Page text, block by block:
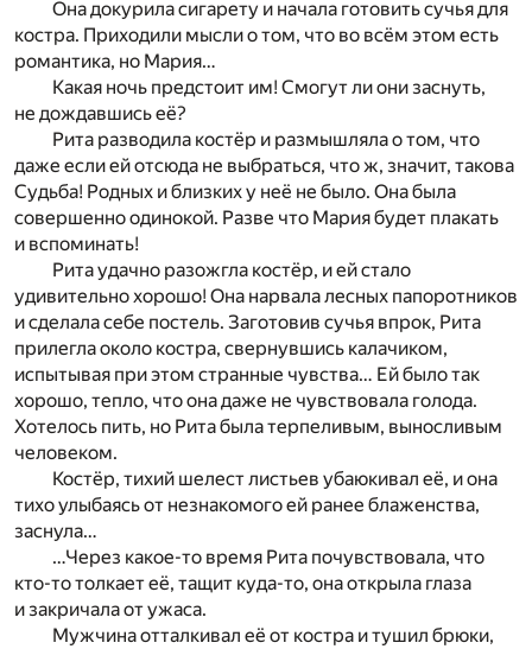
Она докурила сигарету и начала готовить сучья для
костра. Приходили мысли о том, что во всём этом есть
романтика, но Мария…
Какая ночь предстоит им! Смогут ли они заснуть,
не дождавшись её?
Рита разводила костёр и размышляла о том, что
даже если ей отсюда не выбраться, что ж, значит, такова
Судьба! Родных и близких у неё не было. Она была
совершенно одинокой. Разве что Мария будет плакать
и вспоминать!
Рита удачно разожгла костёр, и ей стало
удивительно хорошо! Она нарвала лесных папоротников
и сделала себе постель. Заготовив сучья впрок, Рита
прилегла около костра, свернувшись калачиком,
испытывая при этом странные чувства… Ей было так
хорошо, тепло, что она даже не чувствовала голода.
Хотелось пить, но Рита была терпеливым, выносливым
человеком.
Костёр, тихий шелест листьев убаюкивал её, и она
тихо улыбаясь от незнакомого ей ранее блаженства,
заснула…
…Через какое-то время Рита почувствовала, что
кто-то толкает её, тащит куда-то, она открыла глаза
и закричала от ужаса.
Мужчина отталкивал её от костра и тушил брюки,